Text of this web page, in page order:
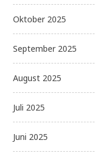
Oktober 2025
September 2025
August 2025
Juli 2025
Juni 2025